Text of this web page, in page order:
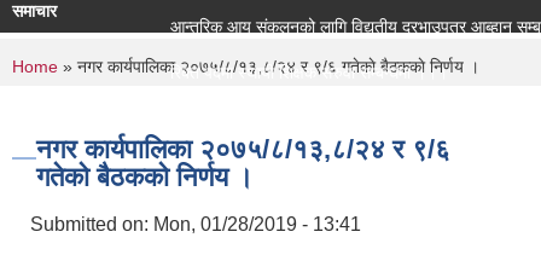
समाचार
आन्तरिक आय संकलनको लागि विद्युतीय दरभाउपत्र आब्हान
रिक्त पदमा स्थायी शिक्षक सरुवा सम्बन्धमा ।।।
You are here
Home » नगर कार्यपालिका २०७५/८/१३,८/२४ र ९/६ गतेकाे बैठककाे निर्णय ।
नगर कार्यपालिका २०७५/८/१३,८/२४ र ९/६
गतेकाे बैठककाे निर्णय ।
Submitted on: Mon, 01/28/2019 - 13:41